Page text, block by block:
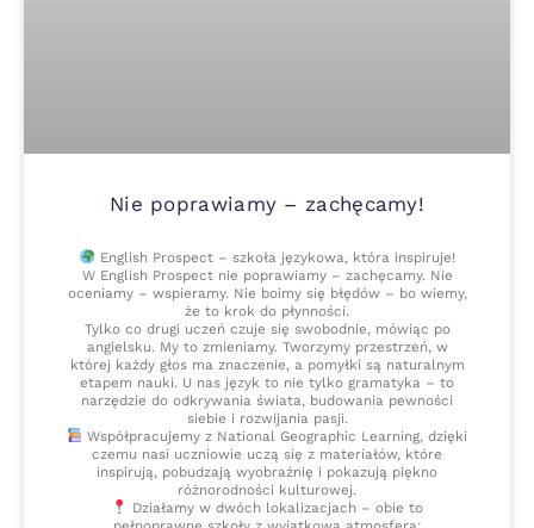
Nie poprawiamy – zachęcamy!
English Prospect – szkoła językowa, która inspiruje!
W English Prospect nie poprawiamy – zachęcamy. Nie
oceniamy – wspieramy. Nie boimy się błędów – bo wiemy,
że to krok do płynności.
Tylko co drugi uczeń czuje się swobodnie, mówiąc po
angielsku. My to zmieniamy. Tworzymy przestrzeń, w
której każdy głos ma znaczenie, a pomyłki są naturalnym
etapem nauki. U nas język to nie tylko gramatyka – to
narzędzie do odkrywania świata, budowania pewności
siebie i rozwijania pasji.
Współpracujemy z National Geographic Learning, dzięki
czemu nasi uczniowie uczą się z materiałów, które
inspirują, pobudzają wyobraźnię i pokazują piękno
różnorodności kulturowej.
Działamy w dwóch lokalizacjach – obie to